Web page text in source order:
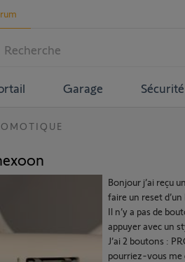
Garage Sécurité
Bonjour j’ai reçu
faire un reset
Il n’y a pas de
appuyer avec un
J’ai 2 boutons :
pourriez-vous me